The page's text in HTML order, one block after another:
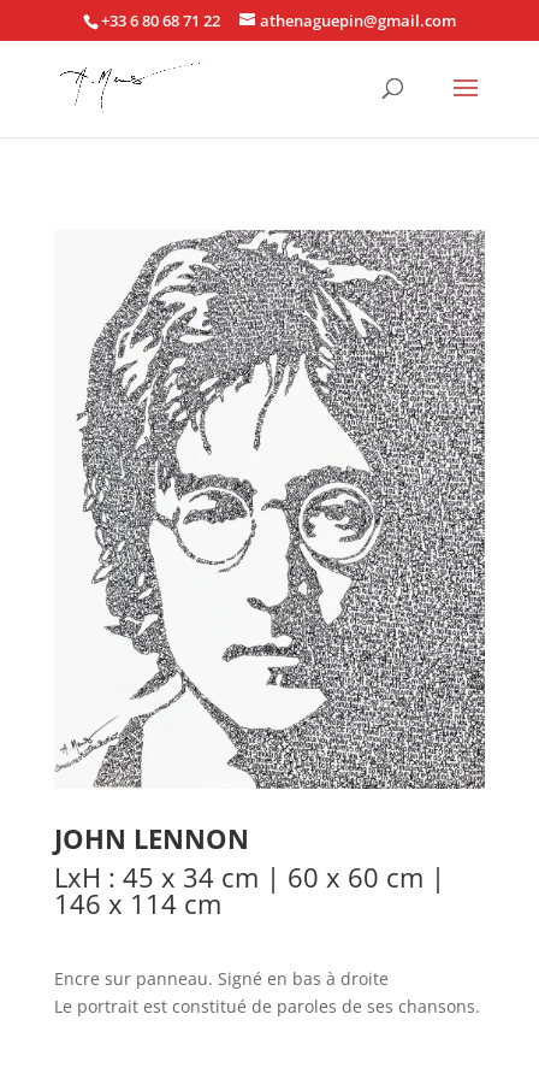
+33 6 80 68 71 22 athenaguepin@gmail.com
JOHN LENNON
LxH : 45 x 34 cm | 60 x 60 cm |
146 x 114 cm
Encre sur panneau. Signé en bas à droite
Le portrait est constitué de paroles de ses chansons.